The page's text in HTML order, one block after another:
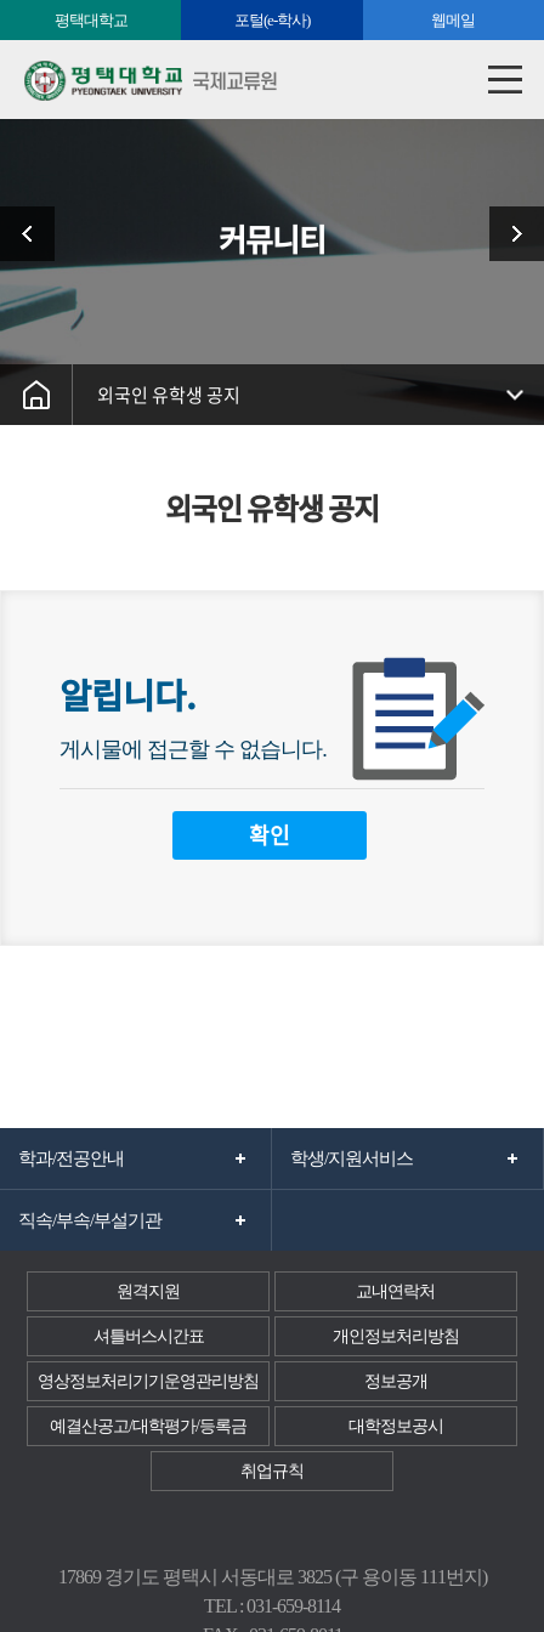
평택대학교 포털(e-학사) 웹메일
국제교류원
커뮤니티
외국인 유학생 공지
외국인 유학생 공지
알립니다.
게시물에 접근할 수 없습니다.
학과/전공안내 학생/지원서비스
직속/부속/부설기관
원격지원 교내연락처
셔틀버스시간표 개인정보처리방침
영상정보처리기기운영관리방침 정보공개
예결산공고/대학평가/등록금 대학정보공시
취업규칙
17869 경기도 평택시 서동대로 3825 (구 용이동 111번지)
TEL : 031-659-8114